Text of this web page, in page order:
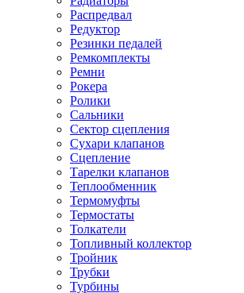
Распредвал
Редуктор
Резинки педалей
Ремкомплекты
Ремни
Рокера
Ролики
Сальники
Сектор сцепления
Сухари клапанов
Сцепление
Тарелки клапанов
Теплообменник
Термомуфты
Термостаты
Толкатели
Топливный коллектор
Тройник
Трубки
Турбины